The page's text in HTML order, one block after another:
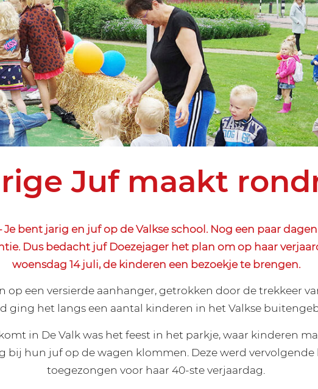
Juf maakt
Je bent jarig en juf op de Valkse school. Nog een paar
Dus bedacht juf Doezejager het plan om op haar
woensdag 14 juli, de kinderen een bezoekje te brengen.
op een versierde aanhanger, getrokken door de trekkeer
ging het langs een aantal kinderen in het Valkse
in De Valk was het feest in het parkje, waar kinderen
bij hun juf op de wagen klommen. Deze werd vervolgende
toegezongen voor haar 40-ste verjaardag.